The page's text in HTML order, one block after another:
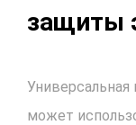
защиты
может